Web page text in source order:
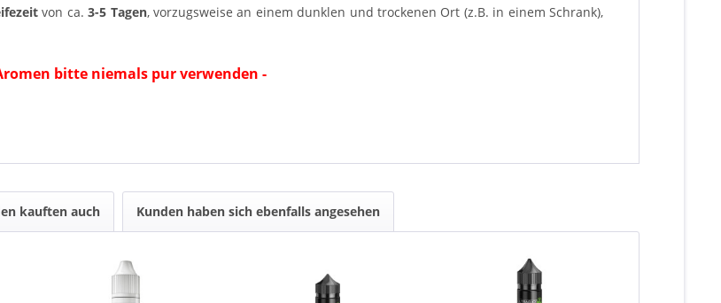
von ca.3-5 Tagen, vorzugsweise an einem dunklen und trockenen Ort (z.B. in einem Schrank),
bitte niemals pur verwenden -
kauften auch Kunden haben sich ebenfalls angesehen